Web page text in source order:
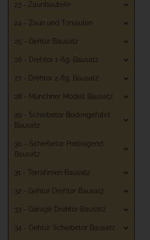
23 - Zaunbauteile
24 - Zaun und Torsäulen
25 - Gehtür Bausatz
26 - Drehtor 1-flg. Bausatz
27 - Drehtor 2-flg. Bausatz
28 - Münchner Modell Bausatz
29 - Schiebetor Bodengeführt
Bausatz
30 - Schiebetor Freitragend
Bausatz
31 - Torrahmen Bausatz
32 - Gehtür Drehtor Bausatz
33 - Garage Drehtor Bausatz
34 - Gehtür Schiebetor Bausatz